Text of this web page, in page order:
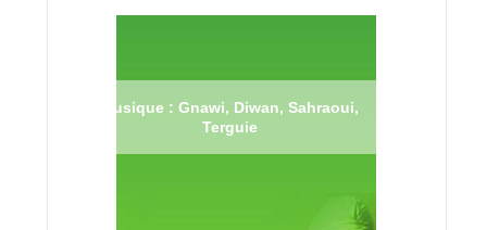
Musique : Gnawi, Diwan, Sahraoui,
Terguie